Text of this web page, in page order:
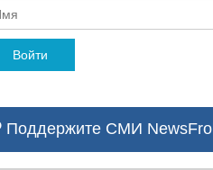
Войти
Поддержите СМИ NewsFrol